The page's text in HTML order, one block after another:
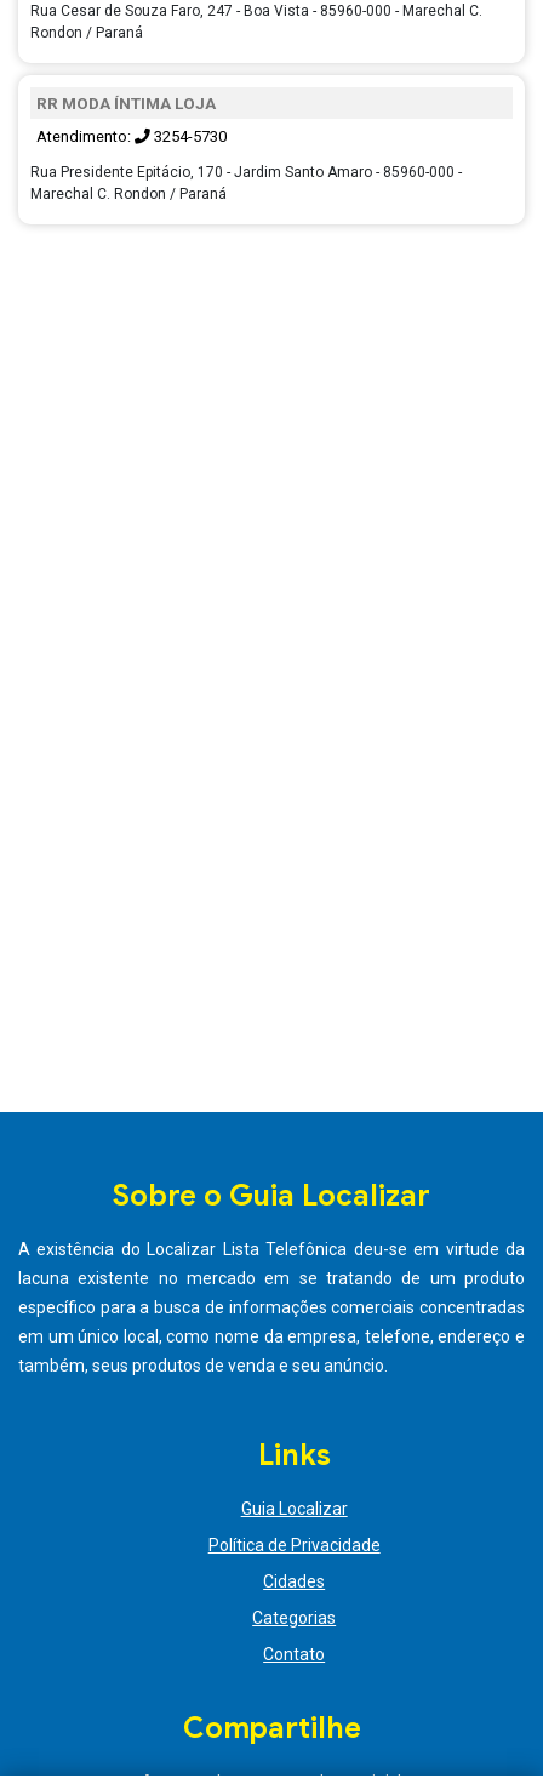
Rua Cesar de Souza Faro, 247 - Boa Vista - 85960-000 - Marechal C.
Rondon / Paraná
RR MODA ÍNTIMA LOJA
Atendimento: 3254-5730
Rua Presidente Epitácio, 170 - Jardim Santo Amaro - 85960-000 -
Marechal C. Rondon / Paraná